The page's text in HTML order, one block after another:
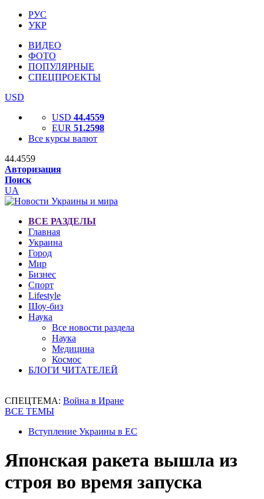
РУС
УКР
ВИДЕО
ФОТО
ПОПУЛЯРНЫЕ
СПЕЦПРОЕКТЫ
USD
USD 44.4559
EUR 51.2598
Все курсы валют
44.4559
Авторизация
Поиск
UA
ВСЕ РАЗДЕЛЫ
Главная
Украина
Город
Мир
Бизнес
Спорт
Lifestyle
Шоу-биз
Наука
Все новости раздела
Наука
Медицина
Космос
БЛОГИ ЧИТАТЕЛЕЙ
СПЕЦТЕМА: Война в Иране
ВСЕ ТЕМЫ
Вступление Украины в ЕС
Японская ракета вышла из
строя во время запуска